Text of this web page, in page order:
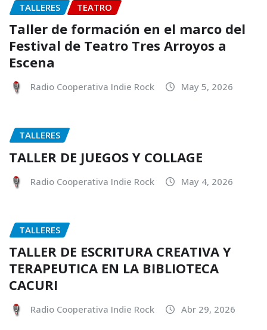
TALLERES TEATRO
Taller de formación en el marco del
Festival de Teatro Tres Arroyos a
Escena
Radio Cooperativa Indie Rock May 5, 2026
TALLERES
TALLER DE JUEGOS Y COLLAGE
Radio Cooperativa Indie Rock May 4, 2026
TALLERES
TALLER DE ESCRITURA CREATIVA Y
TERAPEUTICA EN LA BIBLIOTECA
CACURI
Radio Cooperativa Indie Rock Abr 29, 2026